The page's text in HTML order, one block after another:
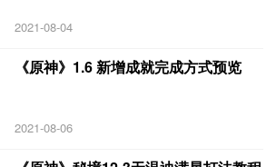
2021-08-04
《原神》1.6 新增成就完成方式预览
2021-08-06